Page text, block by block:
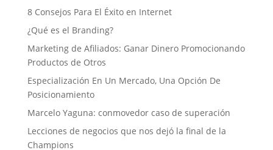
8 Consejos Para El Éxito en Internet
¿Qué es el Branding?
Marketing de Afiliados: Ganar Dinero Promocionando
Productos de Otros
Especialización En Un Mercado, Una Opción De
Posicionamiento
Marcelo Yaguna: conmovedor caso de superación
Lecciones de negocios que nos dejó la final de la
Champions